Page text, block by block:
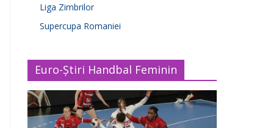
Liga Zimbrilor
Supercupa Romaniei
Euro-Știri Handbal Feminin